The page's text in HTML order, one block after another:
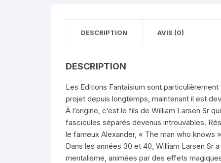
DESCRIPTION AVIS (0)
DESCRIPTION
Les Editions Fantaisium sont
projet depuis longtemps, maintenant il est
À l’origine, c’est le fils de William Larsen Sr
fascicules séparés devenus introuvables.
le fameux Alexander, « The man who knows
Dans les années 30 et 40, William Larsen
mentalisme, animées par des effets